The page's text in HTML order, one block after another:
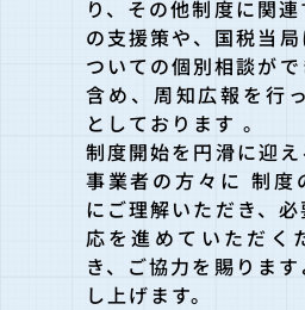
り、その他制度に関
の支援策や、国税当
ついての個別相談が
含め、周知広報を行
としております 。
制度開始を円滑に迎え
事業者の方々に 制度
にご理解いただき、
応を進めていただく
き、ご協力を賜りま
し上げます。